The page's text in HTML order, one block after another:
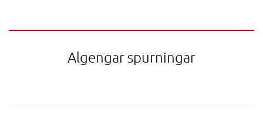
Algengar spurningar